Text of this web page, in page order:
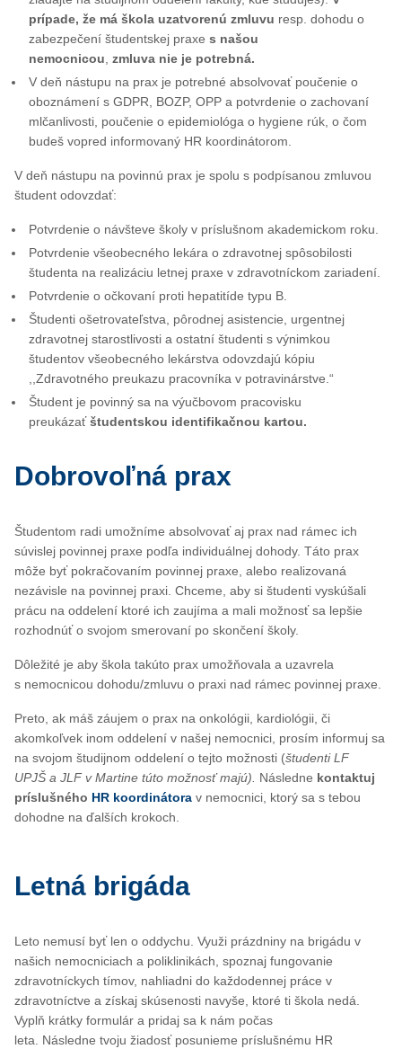
prípade, že má škola uzatvorenú zmluvu resp. dohodu o
zabezpečení študentskej praxe s našou
nemocnicou, zmluva nie je potrebná.
V deň nástupu na prax je potrebné absolvovať poučenie o
oboznámení s GDPR, BOZP, OPP a potvrdenie o zachovaní
mlčanlivosti, poučenie o epidemiológa o hygiene rúk, o čom
budeš vopred informovaný HR koordinátorom.
V deň nástupu na povinnú prax je spolu s podpísanou zmluvou
študent odovzdať:
Potvrdenie o návšteve školy v príslušnom akademickom roku.
Potvrdenie všeobecného lekára o zdravotnej spôsobilosti
študenta na realizáciu letnej praxe v zdravotníckom zariadení.
Potvrdenie o očkovaní proti hepatitíde typu B.
Študenti ošetrovateľstva, pôrodnej asistencie, urgentnej
zdravotnej starostlivosti a ostatní študenti s výnimkou
študentov všeobecného lekárstva odovzdajú kópiu
,,Zdravotného preukazu pracovníka v potravinárstve.“
Študent je povinný sa na výučbovom pracovisku
preukázaťštudentskou identifikačnou kartou.
Dobrovoľná prax
Študentom radi umožníme absolvovať aj prax nad rámec ich
súvislej povinnej praxe podľa individuálnej dohody. Táto prax
môže byť pokračovaním povinnej praxe, alebo realizovaná
nezávisle na povinnej praxi. Chceme, aby si študenti vyskúšali
prácu na oddelení ktoré ich zaujíma a mali možnosť sa lepšie
rozhodnúť o svojom smerovaní po skončení školy.
Dôležité je aby škola takúto prax umožňovala a uzavrela
s nemocnicou dohodu/zmluvu o praxi nad rámec povinnej praxe.
Preto, ak máš záujem o prax na onkológii, kardiológii, či
akomkoľvek inom oddelení v našej nemocnici, prosím informuj sa
na svojom študijnom oddelení o tejto možnosti (študenti LF
UPJŠ a JLF v Martine túto možnosť majú). Následne kontaktuj
príslušného HR koordinátora v nemocnici, ktorý sa s tebou
dohodne na ďalších krokoch.
Letná brigáda
Leto nemusí byť len o oddychu. Využi prázdniny na brigádu v
našich nemocniciach a poliklinikách, spoznaj fungovanie
zdravotníckych tímov, nahliadni do každodennej práce v
zdravotníctve a získaj skúsenosti navyše, ktoré ti škola nedá.
Vyplň krátky formulár a pridaj sa k nám počas
leta. Následne tvoju žiadosť posunieme príslušnému HR